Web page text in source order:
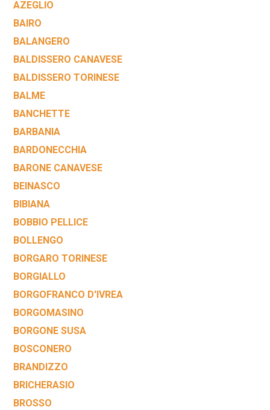
AZEGLIO
BAIRO
BALANGERO
BALDISSERO CANAVESE
BALDISSERO TORINESE
BALME
BANCHETTE
BARBANIA
BARDONECCHIA
BARONE CANAVESE
BEINASCO
BIBIANA
BOBBIO PELLICE
BOLLENGO
BORGARO TORINESE
BORGIALLO
BORGOFRANCO D'IVREA
BORGOMASINO
BORGONE SUSA
BOSCONERO
BRANDIZZO
BRICHERASIO
BROSSO